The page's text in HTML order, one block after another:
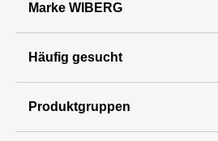
Marke WIBERG
Häufig gesucht
Produktgruppen